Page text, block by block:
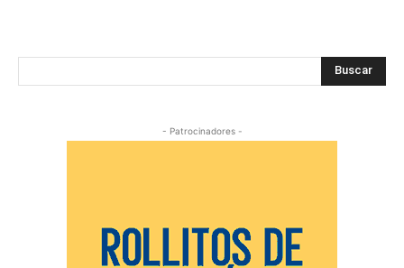
Buscar
- Patrocinadores -